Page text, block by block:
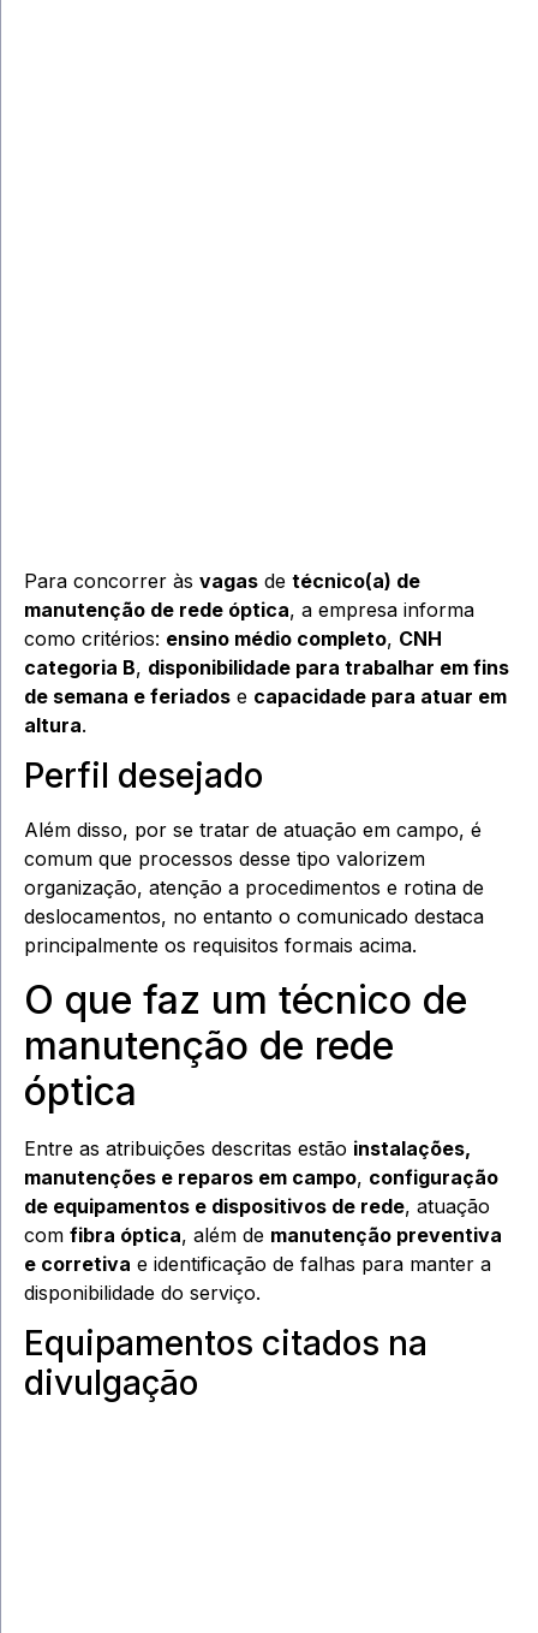
Para concorrer às vagas de técnico(a) de
manutenção de rede óptica, a empresa informa
como critérios: ensino médio completo, CNH
categoria B, disponibilidade para trabalhar em fins
de semana e feriados e capacidade para atuar em
altura.
Perfil desejado
Além disso, por se tratar de atuação em campo, é
comum que processos desse tipo valorizem
organização, atenção a procedimentos e rotina de
deslocamentos, no entanto o comunicado destaca
principalmente os requisitos formais acima.
O que faz um técnico de
manutenção de rede
óptica
Entre as atribuições descritas estão instalações,
manutenções e reparos em campo, configuração
de equipamentos e dispositivos de rede, atuação
com fibra óptica, além de manutenção preventiva
e corretiva e identificação de falhas para manter a
disponibilidade do serviço.
Equipamentos citados na
divulgação